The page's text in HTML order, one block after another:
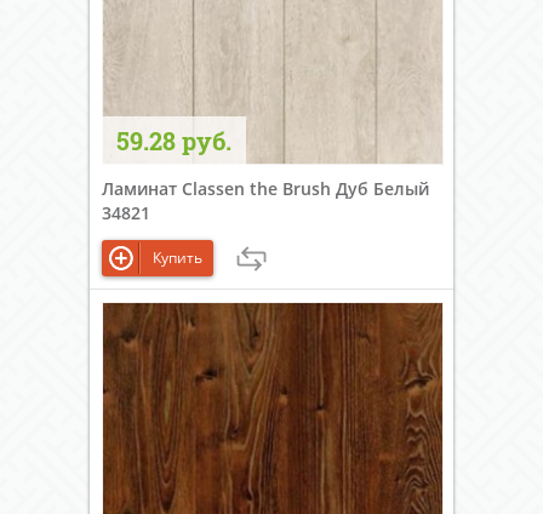
59.28 руб.
Ламинат Classen the Brush Дуб Белый
34821
Купить